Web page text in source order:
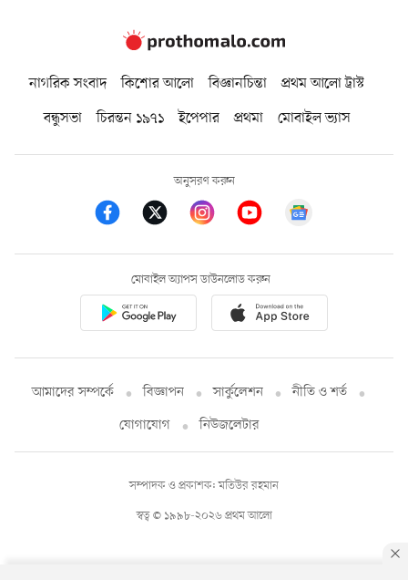
নাগরিক সংবাদ কিশোর আলো বিজ্ঞানচিন্তা
প্রথম আলো ট্রাস্ট
বন্ধুসভা
চিরন্তন ১৯৭১ ইপেপার প্রথমা মোবাইল ভ্যাস
অনুসরণ করুন
মোবাইল অ্যাপস ডাউনলোড করুন
আমাদের সম্পর্কে বিজ্ঞাপন সার্কুলেশন
নীতি ও শর্ত
যোগাযোগ
নিউজলেটার
স্বত্ব © ১৯৯৮-২০২৬ প্রথম আলো
সম্পাদক ও প্রকাশক: মতিউর রহমান